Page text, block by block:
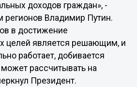
доходов граждан», -
регионов Владимир Путин.
в достижение
целей является решающим, и
работает, добивается
может рассчитывать на
Президент.